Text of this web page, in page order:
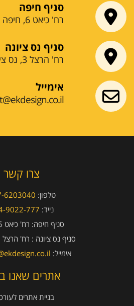
סניף חיפה
רח' כיאט 6, חיפה
סניף נס ציונה
רח' הרצל 3, נס ציונה
אימייל
צרו קשר
טלפון: 6203040
נייד: 9022-777
סניף חיפה: רח' כיאט 6, חיפה
סניף נס ציונה : רח' הרצל 3, נס ציונה
אימייל:
אתרים שאנו
בניית אתרים